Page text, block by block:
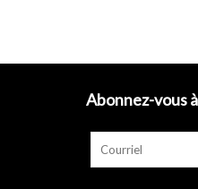
Abonnez-vous